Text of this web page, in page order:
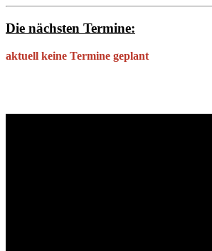
Die nächsten Termine:
aktuell keine Termine geplant